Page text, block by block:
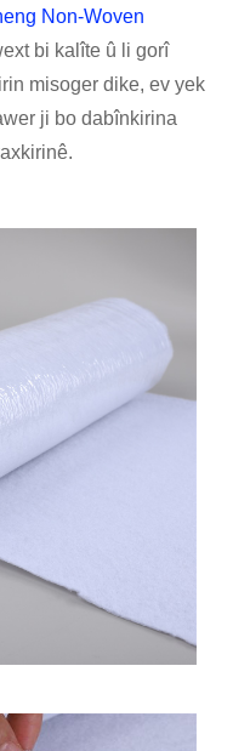
Non-Woven
bi kalîte û li gorî
misoger dike, ev yek
ji bo dabînkirina